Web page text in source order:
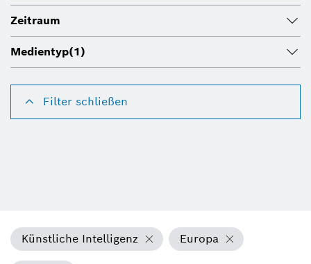
Zeitraum
Medientyp(1)
Filter schließen
Künstliche Intelligenz Europa